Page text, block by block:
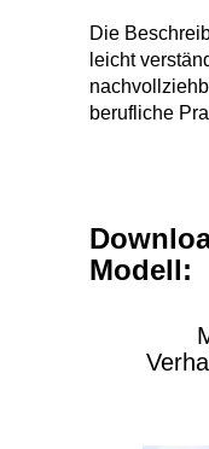
Die
leicht
berufliche
Modell: